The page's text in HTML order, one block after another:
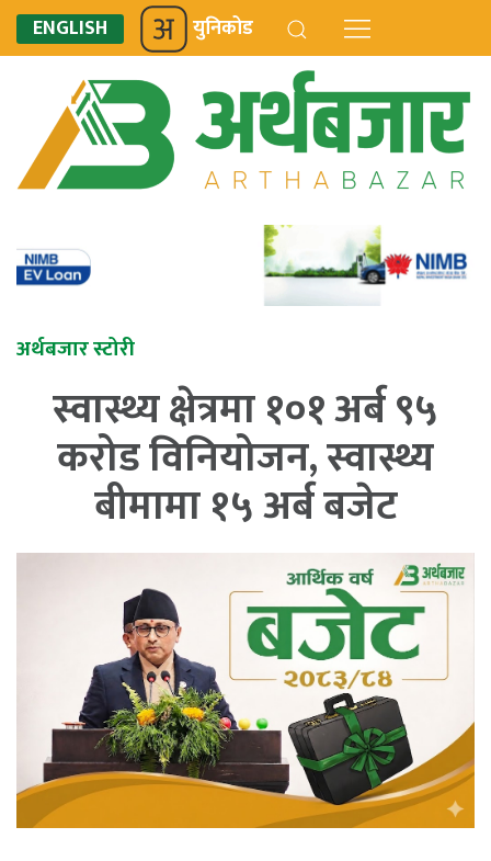
ENGLISH युनिकोड
अर्थबजार स्टोरी
स्वास्थ्य क्षेत्रमा १०१ अर्ब ९५
करोड विनियोजन, स्वास्थ्य
बीमामा १५ अर्ब बजेट